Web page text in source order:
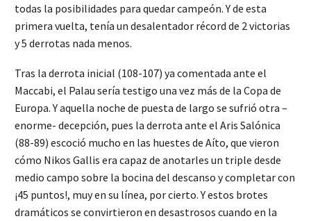
todas la posibilidades para quedar campeón. Y de esta
primera vuelta, tenía un desalentador récord de 2 victorias
y 5 derrotas nada menos.
Tras la derrota inicial (108-107) ya comentada ante el
Maccabi, el Palau sería testigo una vez más de la Copa de
Europa. Y aquella noche de puesta de largo se sufrió otra –
enorme- decepción, pues la derrota ante el Aris Salónica
(88-89) escoció mucho en las huestes de Aíto, que vieron
cómo Nikos Gallis era capaz de anotarles un triple desde
medio campo sobre la bocina del descanso y completar con
¡45 puntos!, muy en su línea, por cierto. Y estos brotes
dramáticos se convirtieron en desastrosos cuando en la